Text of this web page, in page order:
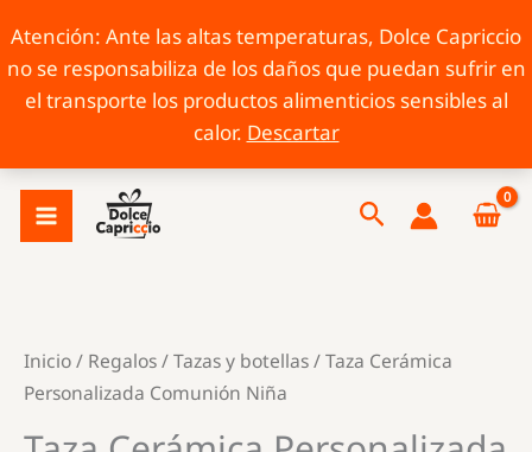
Atención: Ante las altas temperaturas, Dolce Capriccio
no se responsabiliza de los daños que puedan sufrir en
el transporte los productos alimenticios sensibles al
calor. Descartar
contenido
Buscar
Inicio/ Regalos/Tazas y botellas/ Taza Cerámica
Personalizada Comunión Niña